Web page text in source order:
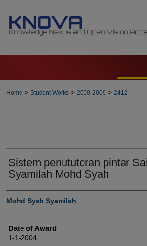
Home > Student Works > 2000-2009 > 2412
Sistem penututoran pintar
Syamilah Mohd Syah
Author
Mohd Syah Syamilah
Date of Award
1-1-2004